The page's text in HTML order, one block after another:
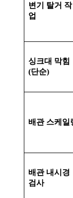
변기 탈거 작
업
싱크대 막힘
(단순)
배관 스케일
배관 내시경
검사